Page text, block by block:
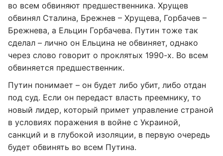
во всем обвиняют предшественника. Хрущев
обвинял Сталина, Брежнев – Хрущева, Горбачев –
Брежнева, а Ельцин Горбачева. Путин тоже так
сделал – лично он Ельцина не обвиняет, однако
через слово говорит о проклятых 1990-х. Во всем
обвиняется предшественник.
Путин понимает – он будет либо убит, либо отдан
под суд. Если он передаст власть преемнику, то
новый лидер, который примет управление страной
в условиях поражения в войне с Украиной,
санкций и в глубокой изоляции, в первую очередь
будет обвинять во всем Путина.